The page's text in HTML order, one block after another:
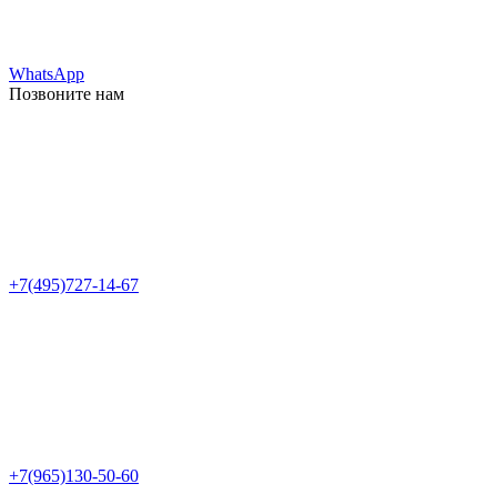
WhatsApp
Позвоните нам
+7(495)727-14-67
+7(965)130-50-60